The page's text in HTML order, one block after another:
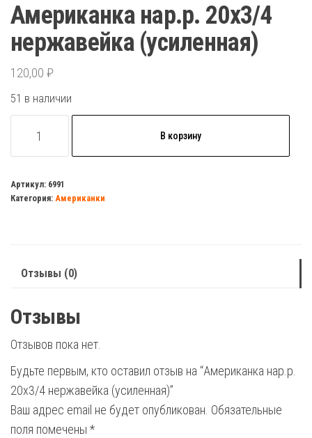
Американка нар.р. 20х3/4
нержавейка (усиленная)
120,00 ₽
51 в наличии
товара
нар.р.
20х3/4
В корзину
Артикул: 6991
Категория: Американки
Отзывы (0)
Отзывы
Отзывов пока нет.
Будьте первым, кто оставил отзыв на “Американка нар.р.
20х3/4 нержавейка (усиленная)”
Ваш адрес email не будет опубликован. Обязательные
поля помечены *